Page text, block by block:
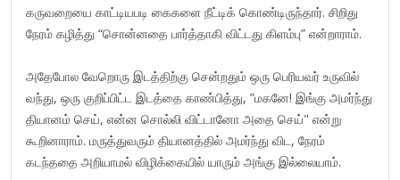
கருவறையை காட்டியபடி கைகளை நீட்டிக் கொண்டிருந்தார். சிறிது
நேரம் கழித்து “சொன்னதை பார்த்தாகி விட்டது கிளம்பு” என்றாராம்.
அதேபோல வேறொரு இடத்திற்கு சென்றதும் ஒரு பெரியவர் உருவில்
வந்து, ஒரு குறிப்பிட்ட இடத்தை காண்பித்து, ”மகனே! இங்கு அமர்ந்து
தியானம் செய், என்ன சொல்லி விட்டானோ அதை செய்" என்று
கூறினாராம். மருத்துவரும் தியானத்தில் அமர்ந்து விட, நேரம்
கடந்ததை அறியாமல் விழிக்கையில் யாரும் அங்கு இல்லையாம்.